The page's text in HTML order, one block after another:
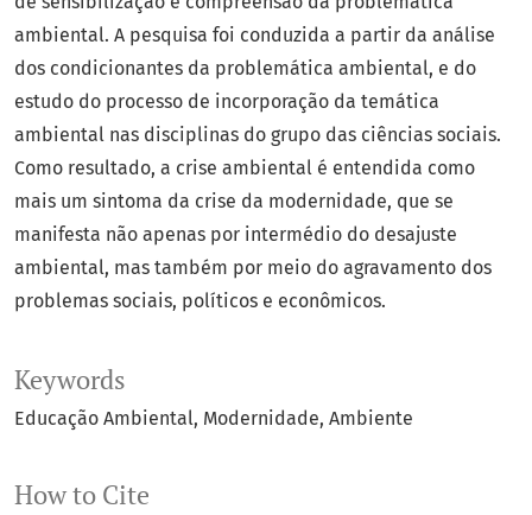
Keywords
Educação Ambiental Modernidade Ambiente
How to Cite
ambiental. A pesquisa foi conduzida a partir da análise
dos condicionantes da problemática ambiental, e do
estudo do processo de incorporação da temática
ambiental nas disciplinas do grupo das ciências sociais.
Como resultado, a crise ambiental é entendida como
mais um sintoma da crise da modernidade, que se
manifesta não apenas por intermédio do desajuste
ambiental, mas também por meio do agravamento dos
problemas sociais, políticos e econômicos.